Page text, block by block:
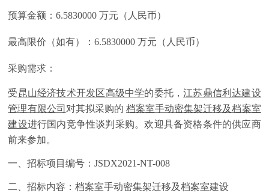
预算金额：6.5830000 万元（人民币）
最高限价（如有）：6.5830000 万元（人民币）
采购需求：
受昆山经济技术开发区高级中学的委托，江苏鼎信利达建设
管理有限公司 对其拟采购的档案室手动密集架迁移及档案室
建设进行国内竞争性谈判采购。欢迎具备资格条件的供应商
前来参加。
一、招标项目编号：JSDX2021-NT-008
二、招标内容：档案室手动密集架迁移及档案室建设